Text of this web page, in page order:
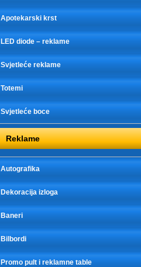
Apotekarski krst
LED diode – reklame
Svjetleće reklame
Totemi
Svjetleće boce
Reklame
Autografika
Dekoracija izloga
Baneri
Bilbordi
Promo pult i reklamne table